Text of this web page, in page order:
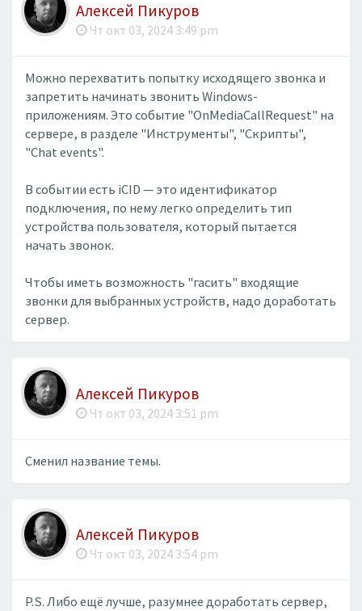
Алексей Пикуров
Чт окт 03, 2024 3:49 pm
Можно перехватить попытку исходящего звонка и
запретить начинать звонить Windows-
приложениям. Это событие "OnMediaCallRequest" на
сервере, в разделе "Инструменты", "Скрипты",
"Chat events".
В событии есть iCID — это идентификатор
подключения, по нему легко определить тип
устройства пользователя, который пытается
начать звонок.
Чтобы иметь возможность "гасить" входящие
звонки для выбранных устройств, надо доработать
сервер.
Алексей Пикуров
Чт окт 03, 2024 3:51 pm
Сменил название темы.
Алексей Пикуров
Чт окт 03, 2024 3:54 pm
P.S. Либо ещё лучше, разумнее доработать сервер,